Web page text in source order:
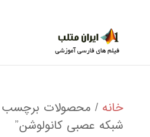
خانه / محصولات برچسب
شبکه عصبی کانولوشن”